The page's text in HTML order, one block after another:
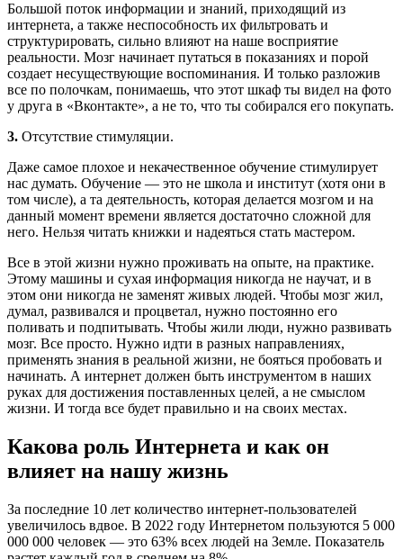
Большой поток информации и знаний, приходящий из
интернета, а также неспособность их фильтровать и
структурировать, сильно влияют на наше восприятие
реальности. Мозг начинает путаться в показаниях и порой
создает несуществующие воспоминания. И только разложив
все по полочкам, понимаешь, что этот шкаф ты видел на фото
у друга в «Вконтакте», а не то, что ты собирался его покупать.
3. Отсутствие стимуляции.
Даже самое плохое и некачественное обучение стимулирует
нас думать. Обучение — это не школа и институт (хотя они в
том числе), а та деятельность, которая делается мозгом и на
данный момент времени является достаточно сложной для
него. Нельзя читать книжки и надеяться стать мастером.
Все в этой жизни нужно проживать на опыте, на практике.
Этому машины и сухая информация никогда не научат, и в
этом они никогда не заменят живых людей. Чтобы мозг жил,
думал, развивался и процветал, нужно постоянно его
поливать и подпитывать. Чтобы жили люди, нужно развивать
мозг. Все просто. Нужно идти в разных направлениях,
применять знания в реальной жизни, не бояться пробовать и
начинать. А интернет должен быть инструментом в наших
руках для достижения поставленных целей, а не смыслом
жизни. И тогда все будет правильно и на своих местах.
Какова роль Интернета и как он
влияет на нашу жизнь
За последние 10 лет количество интернет-пользователей
увеличилось вдвое. В 2022 году Интернетом пользуются 5 000
000 000 человек — это 63% всех людей на Земле. Показатель